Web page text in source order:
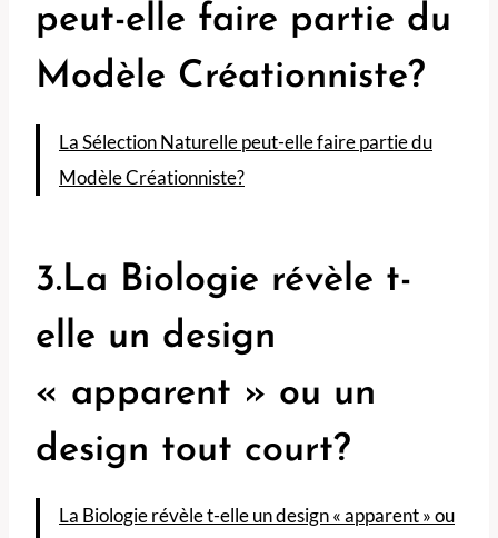
peut-elle faire partie du
Modèle Créationniste?
La Sélection Naturelle peut-elle faire partie du
Modèle Créationniste?
3.La Biologie révèle t-
elle un design
« apparent » ou un
design tout court?
La Biologie révèle t-elle un design « apparent » ou